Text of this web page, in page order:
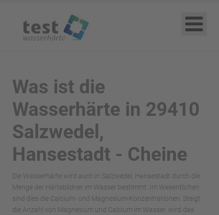
Was ist die
Wasserhärte in 29410
Salzwedel,
Hansestadt - Cheine
Die Wasserhärte wird auch in Salzwedel, Hansestadt durch die
Menge der Härtebildner im Wasser bestimmt. Im Wesentlichen
sind dies die Calcium- und Magnesium-Konzentrationen. Steigt
die Anzahl von Magnesium und Calcium im Wasser, wird das